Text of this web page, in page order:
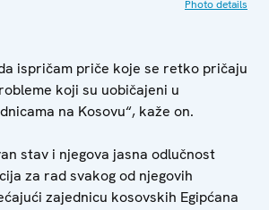
Photo details
ispričam priče koje se retko pričaju
koji su uobičajeni u
na Kosovu“, kaže on.
stav i njegova jasna odlučnost
za rad svakog od njegovih
zajednicu kosovskih Egipćana